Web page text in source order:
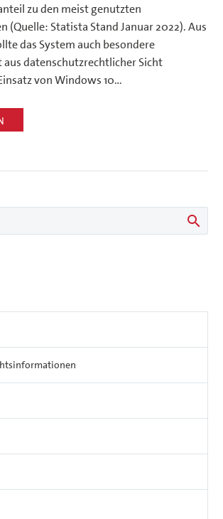
zu den meist genutzten
(Quelle: Statista Stand Januar 2022). Aus
das System auch besondere
datenschutzrechtlicher Sicht
von Windows 10…